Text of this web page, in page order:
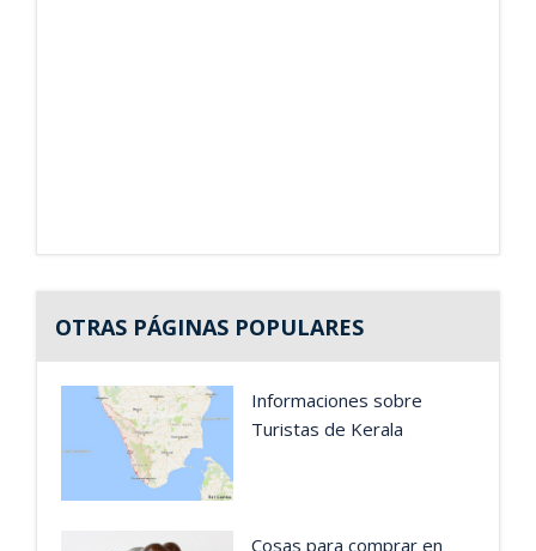
OTRAS PÁGINAS POPULARES
Informaciones sobre
Turistas de Kerala
Cosas para comprar en